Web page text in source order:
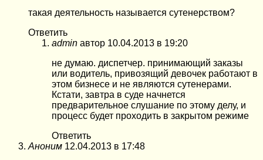
такая деятельность называется сутенерством?
Ответить
admin автор 10.04.2013 в 19:20
не думаю. диспетчер. принимающий заказы
или водитель, привозящий девочек работают в
этом бизнесе и не являются сутенерами.
Кстати, завтра в суде начнется
предварительное слушание по этому делу, и
процесс будет проходить в закрытом режиме
Ответить
Аноним 12.04.2013 в 17:48